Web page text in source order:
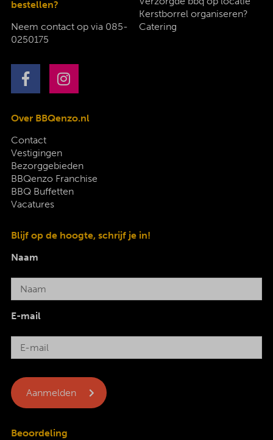
bestellen?
Neem contact op via 085-
0250175
Kerstborrel organiseren?
Catering
Over BBQenzo.nl
Contact
Vestigingen
Bezorggebieden
BBQenzo Franchise
BBQ Buffetten
Vacatures
Blijf op de hoogte, schrijf je in!
Naam
E-mail
Beoordeling